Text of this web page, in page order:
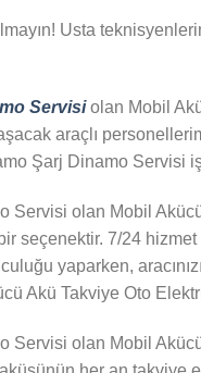
Usta
Servisiolan Mobil
araçlı
Şarj Dinamo Servisi
Servisi olan Mobil
seçenektir. 7/24 hizmet
yaparken,
Akü Takviye Oto
Servisi olan Mobil